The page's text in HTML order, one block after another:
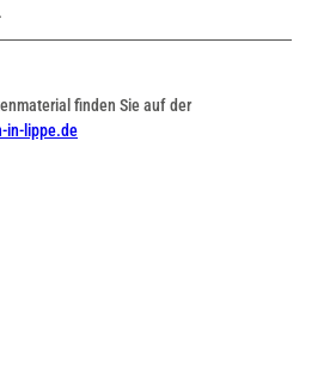
finden Sie auf der
in-lippe.de